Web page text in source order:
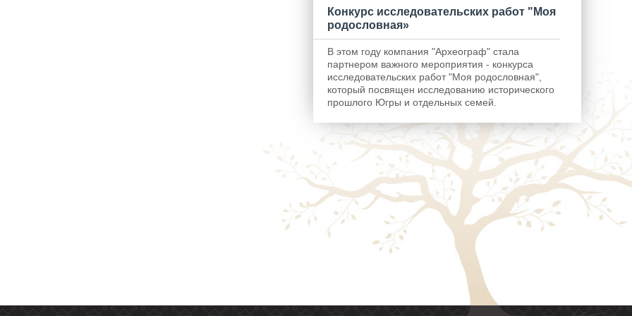
Конкурс исследовательских работ "Моя
родословная»
В этом году компания "Археограф" стала
партнером важного мероприятия - конкурса
исследовательских работ "Моя родословная",
который посвящен исследованию исторического
прошлого Югры и отдельных семей.